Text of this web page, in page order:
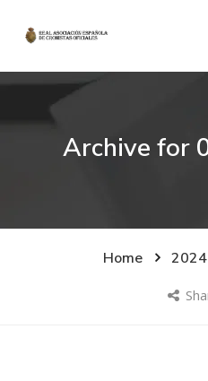
Archive for
Home 2024